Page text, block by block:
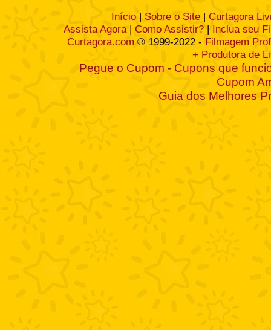
Início | Sobre o Site | Curtagora
Assista Agora| Como Assistir? | Inclua seu
Curtagora.com ® 1999-2022 - Filmagem
+ Produtora de
Pegue o Cupom - Cupons que
Cupom
Guia dos Melhores